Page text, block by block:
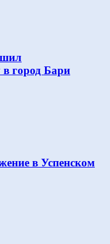
город Бари
в Успенском